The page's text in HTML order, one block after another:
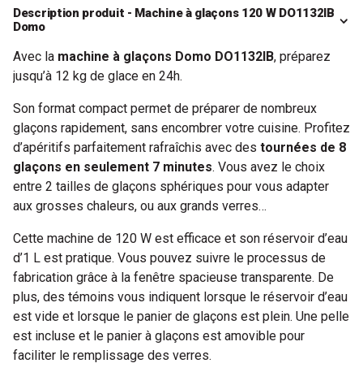
Description produit - Machine à glaçons 120 W DO1132IB
Domo
Avec la machine à glaçons Domo DO1132IB, préparez
jusqu’à 12 kg de glace en 24h.
Son format compact permet de préparer de nombreux
glaçons rapidement, sans encombrer votre cuisine. Profitez
d’apéritifs parfaitement rafraîchis avec des tournées de 8
glaçons en seulement 7 minutes. Vous avez le choix
entre 2 tailles de glaçons sphériques pour vous adapter
aux grosses chaleurs, ou aux grands verres…
Cette machine de 120 W est efficace et son réservoir d’eau
d’1 L est pratique. Vous pouvez suivre le processus de
fabrication grâce à la fenêtre spacieuse transparente. De
plus, des témoins vous indiquent lorsque le réservoir d’eau
est vide et lorsque le panier de glaçons est plein. Une pelle
est incluse et le panier à glaçons est amovible pour
faciliter le remplissage des verres.